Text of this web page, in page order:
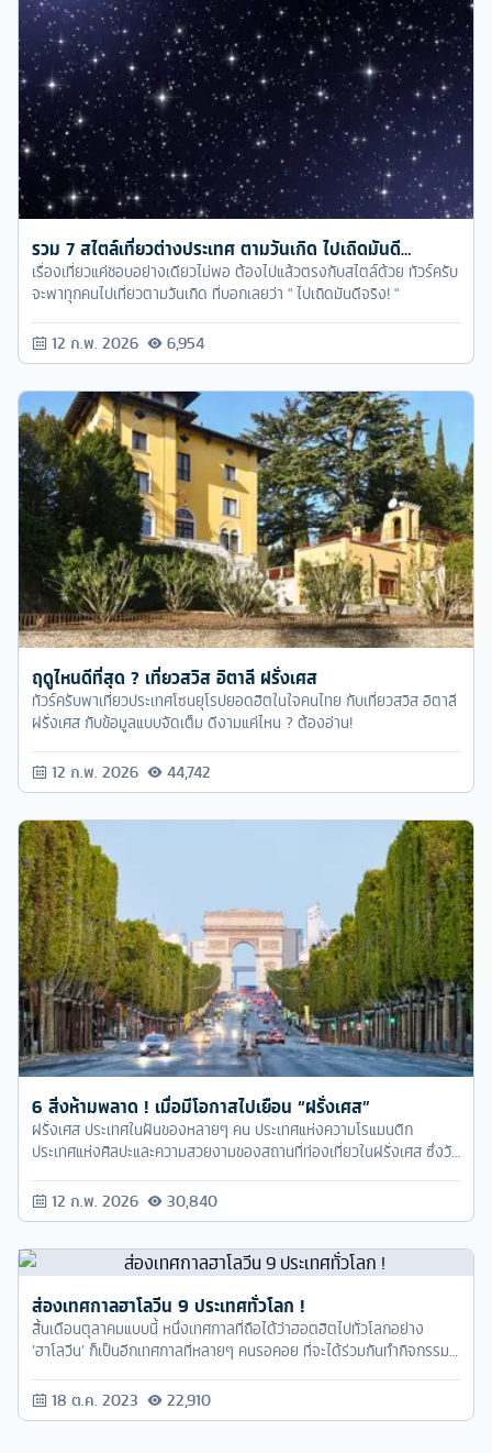
รวม 7 สไตล์เที่ยวต่างประเทศ ตามวันเกิด ไปเถิดมันดี…
เรื่องเที่ยวแค่ชอบอย่างเดียวไม่พอ ต้องไปแล้วตรงกับสไตล์ด้วย ทัวร์ครับ
จะพาทุกคนไปเที่ยวตามวันเกิด ที่บอกเลยว่า " ไปเถิดมันดีจริง! "
12 ก.พ. 2026 6,954
ฤดูไหนดีที่สุด ? เที่ยวสวิส อิตาลี ฝรั่งเศส
ทัวร์ครับพาเที่ยวประเทศโซนยุโรปยอดฮิตในใจคนไทย กับเที่ยวสวิส อิตาลี
ฝรั่งเศส กับข้อมูลแบบจัดเต็ม ดีงามแค่ไหน ? ต้องอ่าน!
12 ก.พ. 2026 44,742
6 สิ่งห้ามพลาด ! เมื่อมีโอกาสไปเยือน “ฝรั่งเศส”
ฝรั่งเศส ประเทศในฝันของหลายๆ คน ประเทศแห่งความโรแมนติก
ประเทศแห่งศิลปะและความสวยงามของสถานที่ท่องเที่ยวในฝรั่งเศส ซึ่งวัน
เด็ดขาด
12 ก.พ. 2026 30,840
ส่องเทศกาลฮาโลวีน 9 ประเทศทั่วโลก !
สิ้นเดือนตุลาคมแบบนี้ หนึ่งเทศกาลที่ถือได้ว่าฮอตฮิตไปทั่วโลกอย่าง
‘ฮาโลวีน’ ก็เป็นอีกเทศกาลที่หลายๆ คนรอคอย ที่จะได้ร่วมกันทำกิจกรรม
และไม่ควรพลาดเลยล่ะครับ
18 ต.ค. 2023 22,910